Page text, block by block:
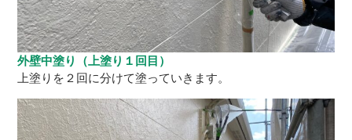
外壁中塗り（上塗り１回目）
上塗りを２回に分けて塗っていきます。